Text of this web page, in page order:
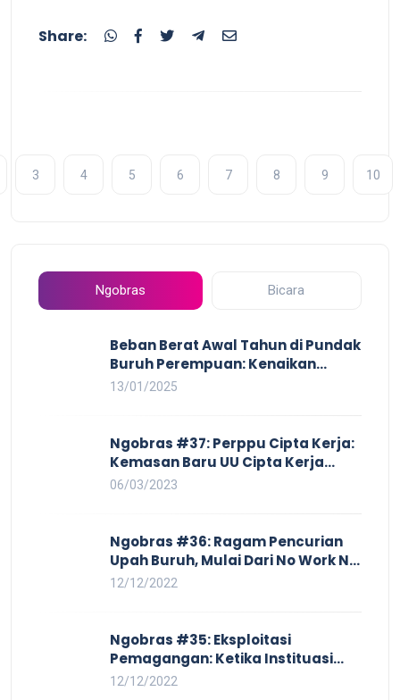
Share:
3 4 5 6 7 8 9 10
Ngobras Bicara
Beban Berat Awal Tahun di Pundak
Buruh Perempuan: Kenaikan
Harga yang Mencekik, Ancaman
13/01/2025
Ngobras #37: Perppu Cipta Kerja:
Kemasan Baru UU Cipta Kerja
yang Semakin Merugikan Buruh
06/03/2023
Ngobras #36: Ragam Pencurian
Upah Buruh, Mulai Dari No Work No
Pay Hingga Skorsing
12/12/2022
Ngobras #35: Eksploitasi
Pemagangan: Ketika Instituasi
Pendidikan Tunduk pada Hilir
12/12/2022